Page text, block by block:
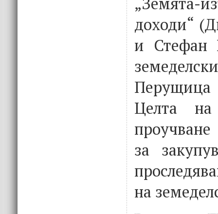
доходи“
и Стефан
Целта
за
на